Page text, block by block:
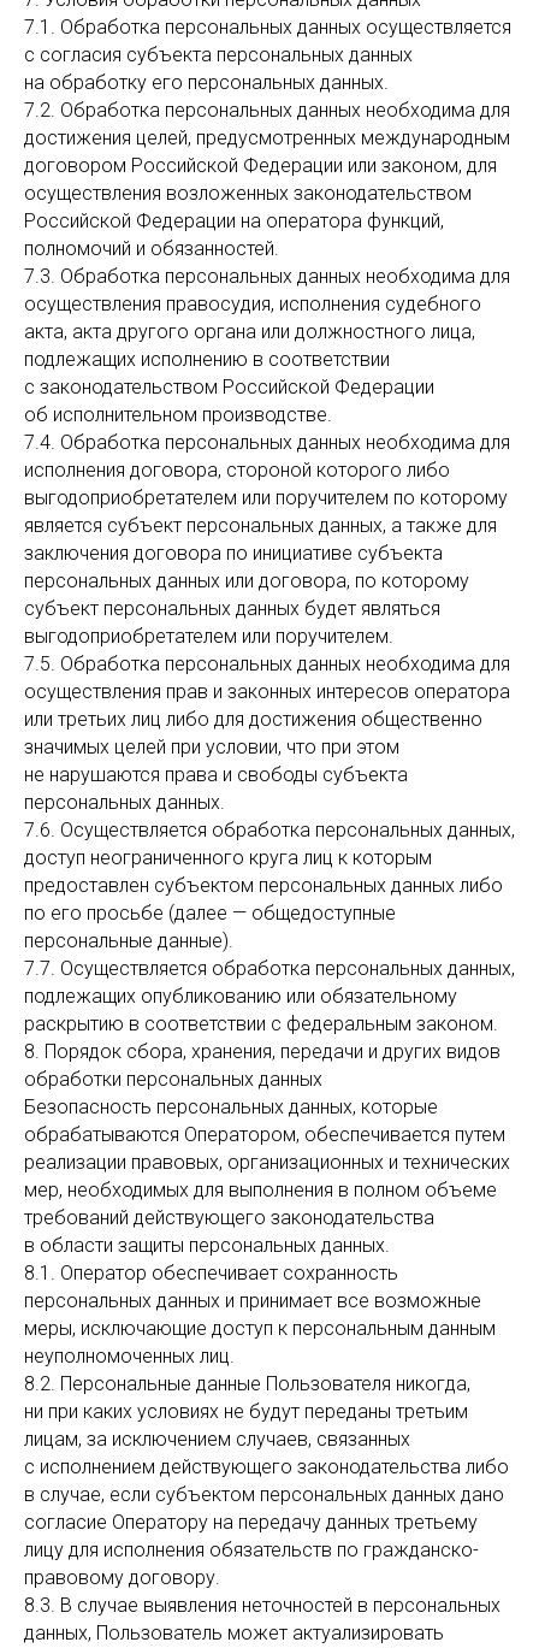
7.1. Обработка персональных данных осуществляется
с согласия субъекта персональных данных
на обработку его персональных данных.
7.2. Обработка персональных данных необходима для
достижения целей, предусмотренных международным
договором Российской Федерации или законом, для
осуществления возложенных законодательством
Российской Федерации на оператора функций,
полномочий и обязанностей.
7.3. Обработка персональных данных необходима для
осуществления правосудия, исполнения судебного
акта, акта другого органа или должностного лица,
подлежащих исполнению в соответствии
с законодательством Российской Федерации
об исполнительном производстве.
7.4. Обработка персональных данных необходима для
исполнения договора, стороной которого либо
выгодоприобретателем или поручителем по которому
является субъект персональных данных, а также для
заключения договора по инициативе субъекта
персональных данных или договора, по которому
субъект персональных данных будет являться
выгодоприобретателем или поручителем.
7.5. Обработка персональных данных необходима для
осуществления прав и законных интересов оператора
или третьих лиц либо для достижения общественно
значимых целей при условии, что при этом
не нарушаются права и свободы субъекта
персональных данных.
7.6. Осуществляется обработка персональных данных,
доступ неограниченного круга лиц к которым
предоставлен субъектом персональных данных либо
по его просьбе (далее — общедоступные
персональные данные).
7.7. Осуществляется обработка персональных данных,
подлежащих опубликованию или обязательному
раскрытию в соответствии с федеральным законом.
8. Порядок сбора, хранения, передачи и других видов
обработки персональных данных
Безопасность персональных данных, которые
обрабатываются Оператором, обеспечивается путем
реализации правовых, организационных и технических
мер, необходимых для выполнения в полном объеме
требований действующего законодательства
в области защиты персональных данных.
8.1. Оператор обеспечивает сохранность
персональных данных и принимает все возможные
меры, исключающие доступ к персональным данным
неуполномоченных лиц.
8.2. Персональные данные Пользователя никогда,
ни при каких условиях не будут переданы третьим
лицам, за исключением случаев, связанных
с исполнением действующего законодательства либо
в случае, если субъектом персональных данных дано
согласие Оператору на передачу данных третьему
лицу для исполнения обязательств по гражданско-
правовому договору.
8.3. В случае выявления неточностей в персональных
данных, Пользователь может актуализировать